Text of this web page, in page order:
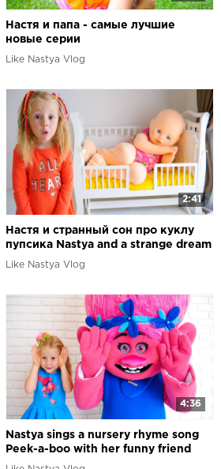
Настя и папа - самые лучшие
новые серии
Like Nastya Vlog
2:41
Настя и странный сон про куклу
пупсика Nastya and a strange dream
pretend play with funny giant doll
Like Nastya Vlog
4:36
Nastya sings a nursery rhyme song
Peek-a-boo with her funny friend
troll and pretend play